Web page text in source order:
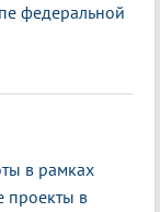
федеральной
в рамках
проекты в